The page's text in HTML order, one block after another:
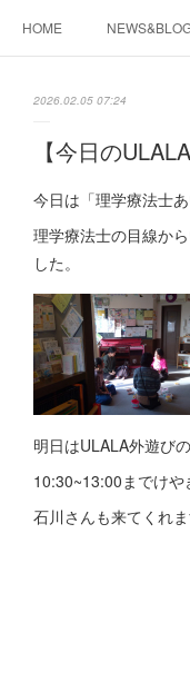
HOME
2026.02.05 07:24
【今日の
今日は「理学療法士
理学療法士の目線か
した。
明日はULALA外遊びの
10:30~13:00までけや
石川さんも来てくれ